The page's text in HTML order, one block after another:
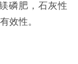
磷肥，石灰性
效性。